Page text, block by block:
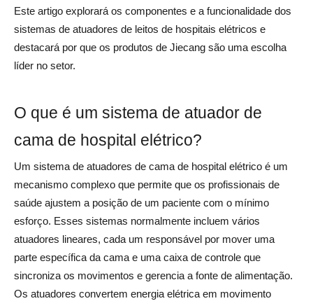
Este artigo explorará os componentes e a funcionalidade dos
sistemas de atuadores de leitos de hospitais elétricos e
destacará por que os produtos de Jiecang são uma escolha
líder no setor.
O que é um sistema de atuador de
cama de hospital elétrico?
Um sistema de atuadores de cama de hospital elétrico é um
mecanismo complexo que permite que os profissionais de
saúde ajustem a posição de um paciente com o mínimo
esforço. Esses sistemas normalmente incluem vários
atuadores lineares, cada um responsável por mover uma
parte específica da cama e uma caixa de controle que
sincroniza os movimentos e gerencia a fonte de alimentação.
Os atuadores convertem energia elétrica em movimento